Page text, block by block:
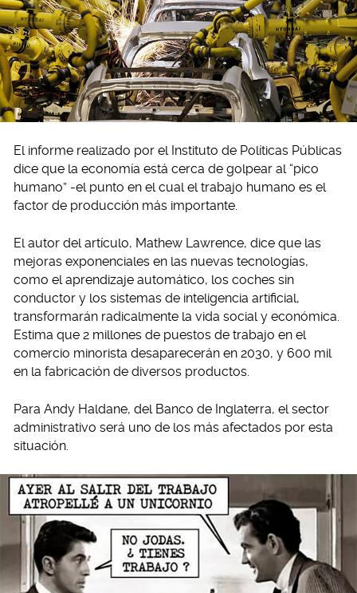
El informe realizado por el Instituto de Políticas Públicas
dice que la economía está cerca de golpear al “pico
humano” -el punto en el cual el trabajo humano es el
factor de producción más importante.
El autor del artículo, Mathew Lawrence, dice que las
mejoras exponenciales en las nuevas tecnologías,
como el aprendizaje automático, los coches sin
conductor y los sistemas de inteligencia artificial,
transformarán radicalmente la vida social y económica.
Estima que 2 millones de puestos de trabajo en el
comercio minorista desaparecerán en 2030, y 600 mil
en la fabricación de diversos productos.
Para Andy Haldane, del Banco de Inglaterra, el sector
administrativo será uno de los más afectados por esta
situación.